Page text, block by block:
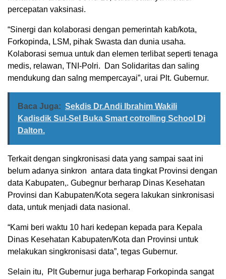
percepatan vaksinasi.
“Sinergi dan kolaborasi dengan pemerintah kab/kota,
Forkopinda, LSM, pihak Swasta dan dunia usaha.
Kolaborasi semua untuk dan elemen terlibat seperti tenaga
medis, relawan, TNI-Polri. Dan Solidaritas dan saling
mendukung dan salng mempercayai”, urai Plt. Gubernur.
Baca Juga: Sekdis Dr.Andi Ibrahim Wakili
Kadisdik Sul-Sel Buka Smart cotrolling School Di
Dalton.
Terkait dengan singkronisasi data yang sampai saat ini
belum adanya sinkron antara data tingkat Provinsi dengan
data Kabupaten,. Gubegnur berharap Dinas Kesehatan
Provinsi dan Kabupaten/Kota segera lakukan sinkronisasi
data, untuk menjadi data nasional.
“Kami beri waktu 10 hari kedepan kepada para Kepala
Dinas Kesehatan Kabupaten/Kota dan Provinsi untuk
melakukan singkronisasi data”, tegas Gubernur.
Selain itu, Plt Gubernur juga berharap Forkopinda sangat